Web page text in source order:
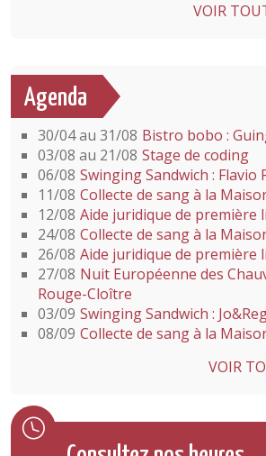
VOIR
Agenda
30/04 au 31/08 Bistro bobo :
03/08 au 21/08 Stage de coding
06/08 Swinging Sandwich : Flavio
11/08 Collecte de sang à la
12/08 Aide juridique de première
24/08 Collecte de sang à la
26/08 Aide juridique de première
27/08 Nuit Européenne des
Rouge-Cloître
03/09 Swinging Sandwich :
08/09 Collecte de sang à la
VOIR